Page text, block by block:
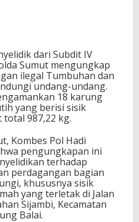
dari Subdit IV
Sumut mengungkap
ilegal Tumbuhan dan
undang-undang.
18 karung
yang berisi sisik
987,22 kg.
Kombes Pol Hadi
pengungkapan ini
terhadap
perdagangan bagian
khususnya sisik
yang terletak di Jalan
Sijambi, Kecamatan
Balai.